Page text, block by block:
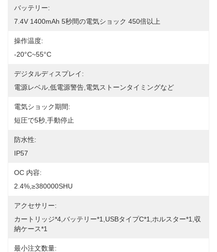
バッテリー:
7.4V 1400mAh 5秒間の電気ショック 450倍以上
操作温度:
-20°C~55°C
デジタルディスプレイ:
電源レベル,低電源警告,電気ストーンタイミングなど
電気ショック期間:
短圧で5秒,手動停止
防水性:
IP57
OC 内容:
2.4%,≥380000SHU
アクセサリー:
カートリッジ*4,バッテリー*1,USBタイプC*1,ホルスター*1,収
納ケース*1
最小注文数量: